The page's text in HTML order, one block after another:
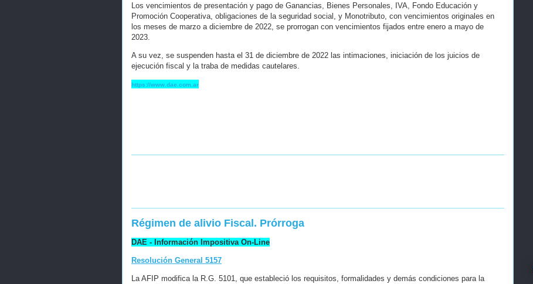
Los vencimientos de presentación y pago de Ganancias, Bienes Personales, IVA, Fondo Educación y
Promoción Cooperativa, obligaciones de la seguridad social, y Monotributo, con vencimientos originales en
los meses de marzo a diciembre de 2022, se prorrogan con vencimientos fijados entre enero a mayo de
2023.
A su vez, se suspenden hasta el 31 de diciembre de 2022 las intimaciones, iniciación de los juicios de
ejecución fiscal y la traba de medidas cautelares.
https://www.dae.com.ar
Régimen de alivio Fiscal. Prórroga
DAE - Información Impositiva On-Line
Resolución General 5157
La AFIP modifica la R.G. 5101, que estableció los requisitos, formalidades y demás condiciones para la